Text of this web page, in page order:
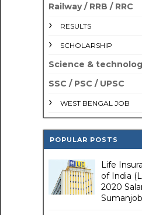
Railway / RRB / RRC
RESULTS
SCHOLARSHIP
Science &
SSC / PSC / UPSC
WEST BENGAL JOB
POPULAR POSTS
Life
of India
2020